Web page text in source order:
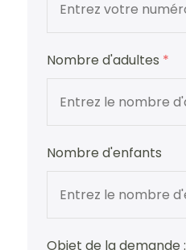
Nombre d'adultes *
Nombre d'enfants
Objet de la demande :